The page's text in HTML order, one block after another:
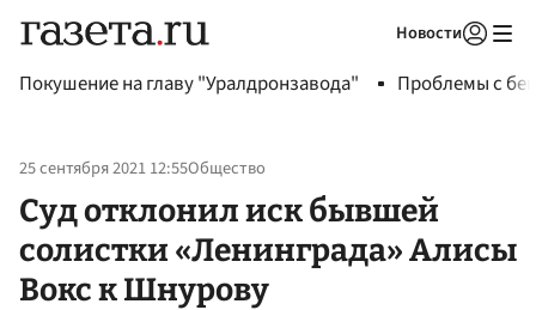
Новости
Покушение на главу "Уралдронзавода" Проблемы с
25 сентября 2021 12:55Общество
Суд отклонил иск бывшей
солистки «Ленинграда» Алисы
Вокс к Шнурову